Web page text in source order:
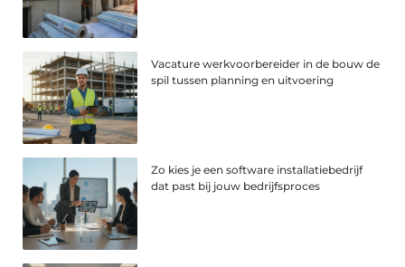
Vacature werkvoorbereider in de bouw de
spil tussen planning en uitvoering
Zo kies je een software installatiebedrijf
dat past bij jouw bedrijfsproces